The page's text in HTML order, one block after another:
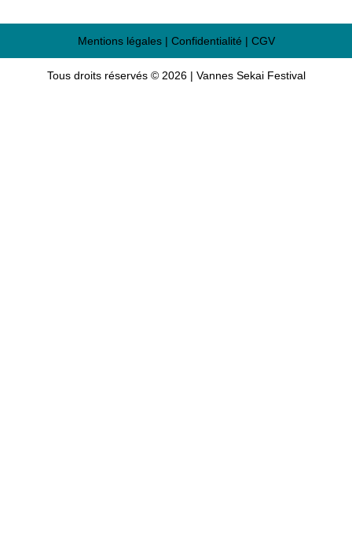
Mentions légales| Confidentialité | CGV
Tous droits réservés © 2026 | Vannes Sekai Festival